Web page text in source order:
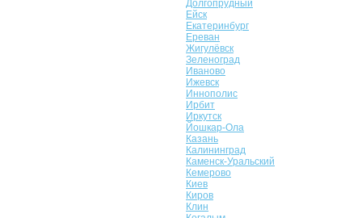
Долгопрудный
Ейск
Екатеринбург
Ереван
Жигулёвск
Зеленоград
Иваново
Ижевск
Иннополис
Ирбит
Иркутск
Йошкар-Ола
Казань
Калининград
Каменск-Уральский
Кемерово
Киев
Киров
Клин